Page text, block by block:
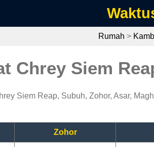
Rumah >
Chrey Siem
Siem Reap, Subuh, Zohor, Asar,
Zohor